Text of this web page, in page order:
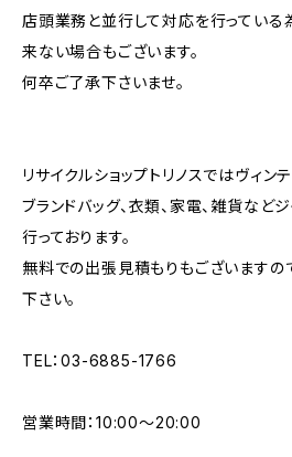
店頭業務と並行して対応を行っている
来ない場合もございます。
何卒ご了承下さいませ。
リサイクルショップトリノスではヴィン
ブランドバッグ、衣類、家電、雑貨など
行っております。
無料での出張見積もりもございますの
下さい。
TEL：03-6885-1766
営業時間：10:00〜20:00